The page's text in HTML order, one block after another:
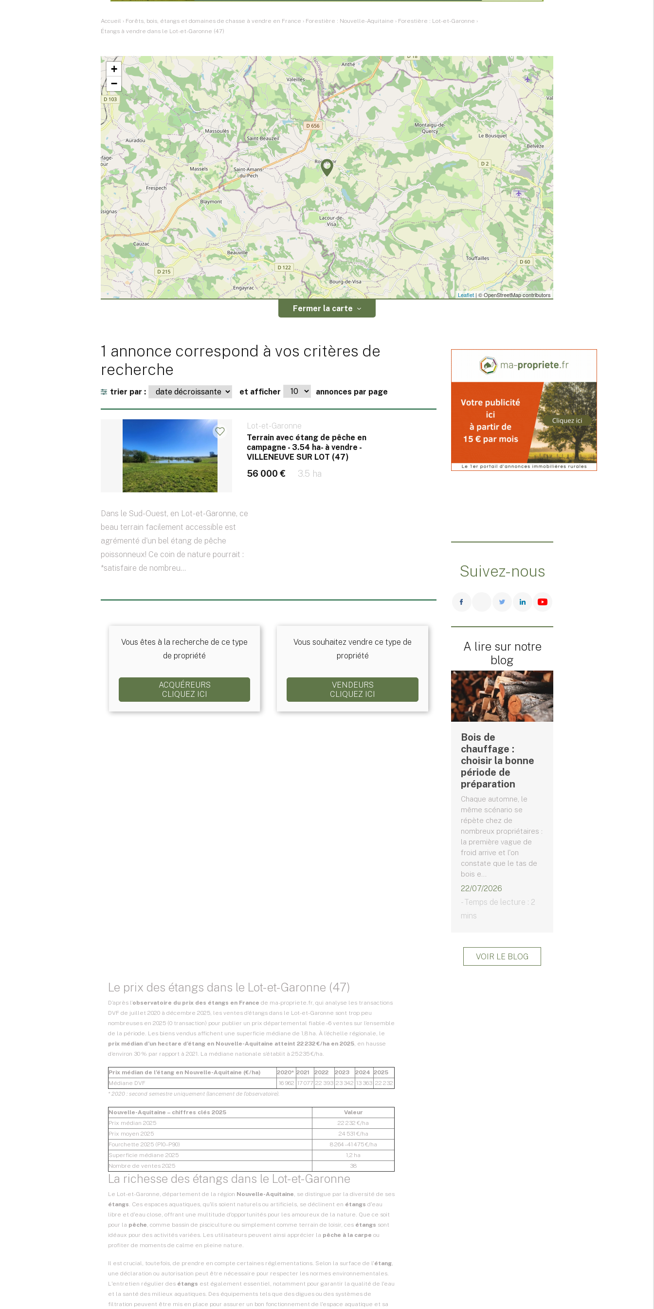
Accueil › Forêts, bois, étangs et domaines de chasse à vendre en France › Forestière : Nouvelle-Aquitaine › Forestière : Lot-et-Garonne ›
Étangs à vendre dans le Lot-et-Garonne (47)
+
−
Leaflet | © OpenStreetMap contributors
Fermer la carte
1 annonce correspond à vos critères de
recherche
trier par : et afficher annonces par page
Lot-et-Garonne
Terrain avec étang de pêche en
campagne - 3.54 ha- à vendre -
VILLENEUVE SUR LOT (47)
56 000 € 3.5 ha
Dans le Sud-Ouest, en Lot-et-Garonne, ce
beau terrain facilement accessible est
agrémenté d'un bel étang de pêche
poissonneux! Ce coin de nature pourrait :
*satisfaire de nombreu...
Vous êtes à la recherche de ce type
de propriété
ACQUÉREURS
CLIQUEZ ICI
Vous souhaitez vendre ce type de
propriété
VENDEURS
CLIQUEZ ICI
Suivez-nous
A lire sur notre
blog
Bois de
chauffage :
choisir la bonne
période de
préparation
Chaque automne, le
même scénario se
répète chez de
nombreux propriétaires :
la première vague de
froid arrive et l'on
constate que le tas de
bois e...
22/07/2026
- Temps de lecture : 2
mins
VOIR LE BLOG
Le prix des étangs dans le Lot-et-Garonne (47)
D’après l’observatoire du prix des étangs en France de ma-propriete.fr, qui analyse les transactions
DVF de juillet 2020 à décembre 2025, les ventes d’étangs dans le Lot-et-Garonne sont trop peu
nombreuses en 2025 (0 transaction) pour publier un prix départemental fiable – 6 ventes sur l’ensemble
de la période. Les biens vendus affichent une superficie médiane de 1,8 ha. À l’échelle régionale, le
prix médian d’un hectare d’étang en Nouvelle-Aquitaine atteint 22 232 €/ha en 2025 , en hausse
d’environ 30 % par rapport à 2021. La médiane nationale s’établit à 25 235 €/ha.
Prix médian de l’étang en Nouvelle-Aquitaine (€/ha) 2020* 2021 2022 2023 2024
2025
Médiane DVF
16 962 17 077 22 393 23 342 13 363 22 232
* 2020 : second semestre uniquement (lancement de l’observatoire).
Nouvelle-Aquitaine – chiffres clés 2025
Valeur
Prix médian 2025
22 232 €/ha
Prix moyen 2025
24 531 €/ha
Fourchette 2025 (P10–P90)
8 264 – 41 475 €/ha
Superficie médiane 2025
1,2 ha
Nombre de ventes 2025
38
La richesse des étangs dans le Lot-et-Garonne
Le Lot-et-Garonne, département de la région Nouvelle-Aquitaine , se distingue par la diversité de ses
étangs . Ces espaces aquatiques, qu'ils soient naturels ou artificiels, se déclinent en étangs d'eau
libre et d'eau close, offrant une multitude d'opportunités pour les amoureux de la nature. Que ce soit
pour la pêche , comme bassin de pisciculture ou simplement comme terrain de loisir, ces étangs sont
idéaux pour des activités variées. Les utilisateurs peuvent ainsi apprécier la pêche à la carpe ou
profiter de moments de calme en pleine nature.
Il est crucial, toutefois, de prendre en compte certaines réglementations. Selon la surface de l'étang
une déclaration ou autorisation peut être nécessaire pour respecter les normes environnementales.
L'entretien régulier des étangs est également essentiel, notamment pour garantir la qualité de l'eau
et la santé des milieux aquatiques. Des équipements tels que des digues ou des systèmes de
filtration peuvent être mis en place pour assurer un bon fonctionnement de l'espace aquatique et sa